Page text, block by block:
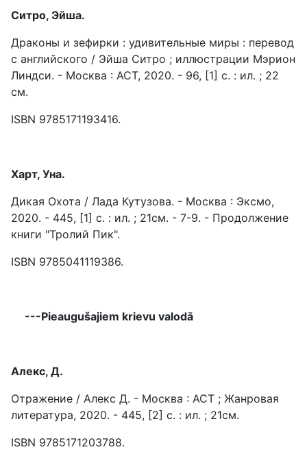
Ситро, Эйша.
Драконы и зефирки : удивительные миры : перевод
с английского / Эйша Ситро ; иллюстрации Мэрион
Линдси. - Москва : АСT, 2020. - 96, [1] с. : ил. ; 22
см.
ISBN 9785171193416.
Харт, Уна.
Дикая Охота / Лада Кутузова. - Москва : Эксмо,
2020. - 445, [1] c. : ил. ; 21см. - 7-9. - Продолжение
книги "Тролий Пик".
ISBN 9785041119386.
---Pieaugušajiem krievu valodā
Алекс, Д.
Отражение / Алекс Д. - Москва : АСТ ; Жанровая
литература, 2020. - 445, [2] c. : ил. ; 21см.
ISBN 9785171203788.